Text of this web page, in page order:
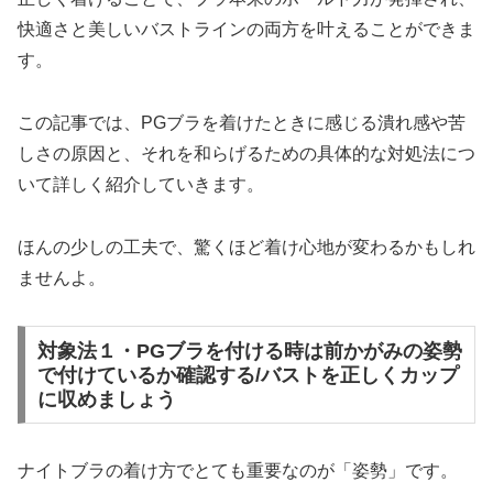
快適さと美しいバストラインの両方を叶えることができま
す。
この記事では、PGブラを着けたときに感じる潰れ感や苦
しさの原因と、それを和らげるための具体的な対処法につ
いて詳しく紹介していきます。
ほんの少しの工夫で、驚くほど着け心地が変わるかもしれ
ませんよ。
対象法１・PGブラを付ける時は前かがみの姿勢
で付けているか確認する/バストを正しくカップ
に収めましょう
ナイトブラの着け方でとても重要なのが「姿勢」です。